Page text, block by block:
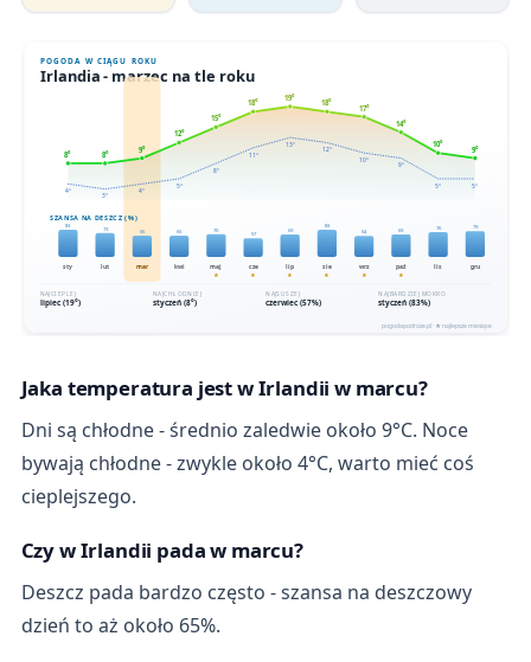
Jaka temperatura jest w Irlandii w marcu?
Dni są chłodne - średnio zaledwie około 9°C. Noce
bywają chłodne - zwykle około 4°C, warto mieć coś
cieplejszego.
Czy w Irlandii pada w marcu?
Deszcz pada bardzo często - szansa na deszczowy
dzień to aż około 65%.